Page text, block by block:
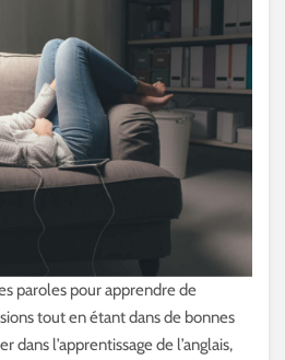
paroles pour apprendre de
tout en étant dans de bonnes
dans l’apprentissage de l’anglais,